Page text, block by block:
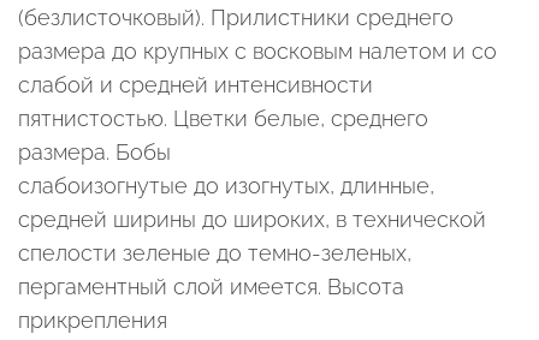
(безлисточковый). Прилистники среднего
размера до крупных с восковым налетом и со
слабой и средней интенсивности
пятнистостью. Цветки белые, среднего
размера. Бобы
слабоизогнутые до изогнутых, длинные,
средней ширины до широких, в технической
спелости зеленые до темно-зеленых,
пергаментный слой имеется. Высота
прикрепления